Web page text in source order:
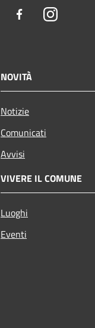
FacebookInstagram
NOVITÀ
Notizie
Comunicati
Avvisi
VIVERE IL COMUNE
Luoghi
Eventi